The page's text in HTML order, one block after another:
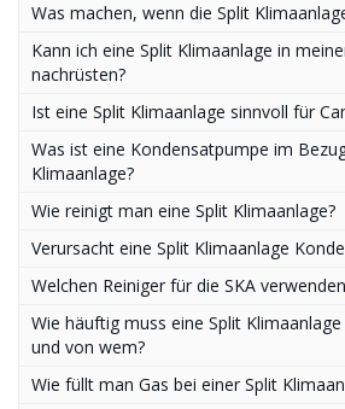
Was machen, wenn die Split
Kann ich eine Split Klimaanlage in
nachrüsten?
Ist eine Split Klimaanlage sinnvoll für
Was ist eine Kondensatpumpe im
Klimaanlage?
Wie reinigt man eine Split Klimaanlage?
Verursacht eine Split Klimaanlage
Welchen Reiniger für die SKA
Wie häuftig muss eine Split
und von wem?
Wie füllt man Gas bei einer Split